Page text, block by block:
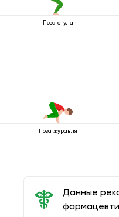
Поза стула
Поза журавля
Данные